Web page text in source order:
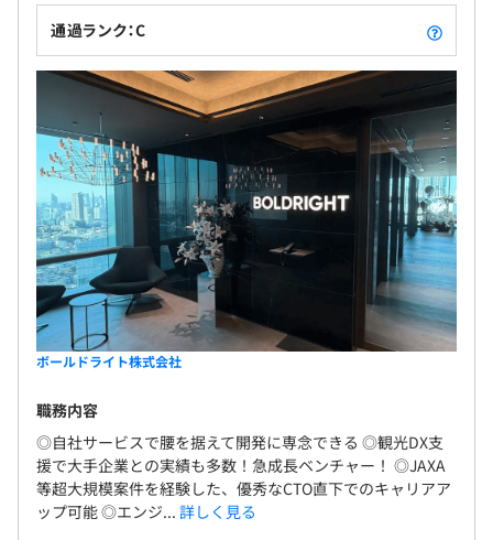
通過ランク：C
ボールドライト株式会社
職務内容
◎自社サービスで腰を据えて開発に専念できる ◎観光DX支
援で大手企業との実績も多数！急成長ベンチャー！ ◎JAXA
等超大規模案件を経験した、優秀なCTO直下でのキャリアア
ップ可能 ◎エンジ... 詳しく見る